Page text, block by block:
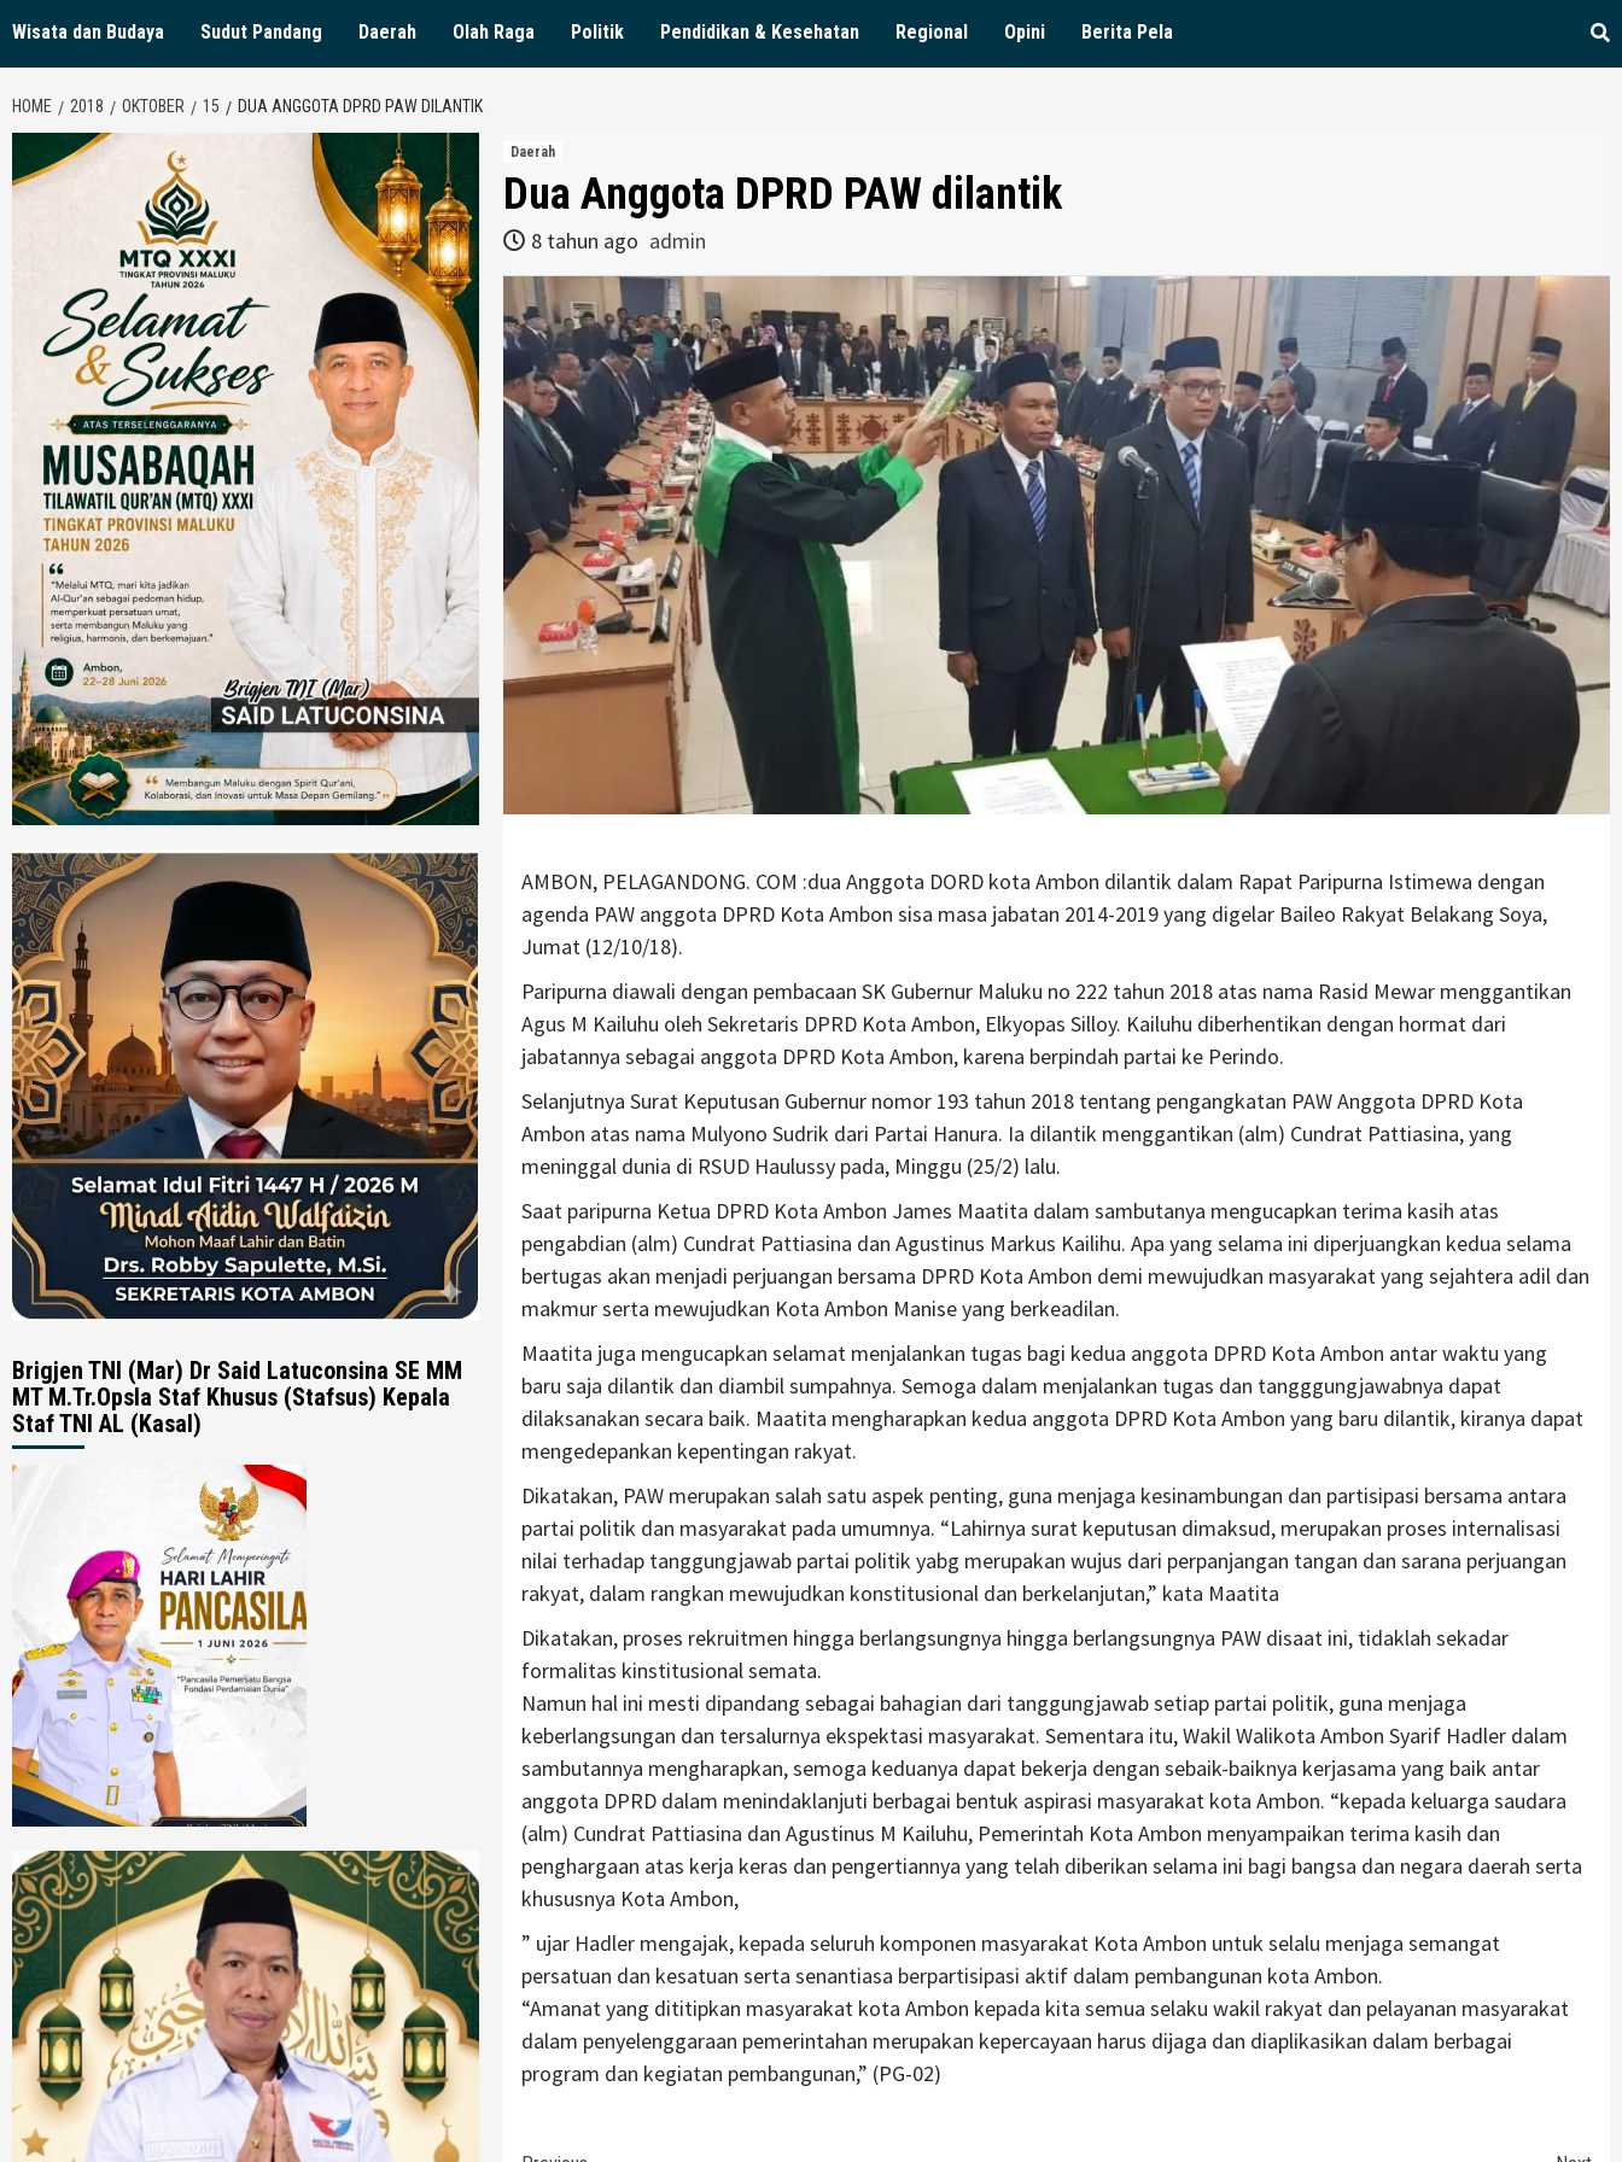
Wisata dan Budaya Sudut Pandang Daerah Olah Raga Politik Pendidikan & Kesehatan Regional Opini Berita Pela
HOME 2018 OKTOBER 15 DUA ANGGOTA DPRD PAW DILANTIK
Daerah
Dua Anggota DPRD PAW dilantik
8 tahun ago admin
AMBON, PELAGANDONG. COM :dua Anggota DORD kota Ambon dilantik dalam Rapat Paripurna Istimewa dengan
agenda PAW anggota DPRD Kota Ambon sisa masa jabatan 2014-2019 yang digelar Baileo Rakyat Belakang Soya,
Jumat (12/10/18).
Paripurna diawali dengan pembacaan SK Gubernur Maluku no 222 tahun 2018 atas nama Rasid Mewar menggantikan
Agus M Kailuhu oleh Sekretaris DPRD Kota Ambon, Elkyopas Silloy. Kailuhu diberhentikan dengan hormat dari
jabatannya sebagai anggota DPRD Kota Ambon, karena berpindah partai ke Perindo.
Selanjutnya Surat Keputusan Gubernur nomor 193 tahun 2018 tentang pengangkatan PAW Anggota DPRD Kota
Ambon atas nama Mulyono Sudrik dari Partai Hanura. Ia dilantik menggantikan (alm) Cundrat Pattiasina, yang
meninggal dunia di RSUD Haulussy pada, Minggu (25/2) lalu.
Saat paripurna Ketua DPRD Kota Ambon James Maatita dalam sambutanya mengucapkan terima kasih atas
pengabdian (alm) Cundrat Pattiasina dan Agustinus Markus Kailihu. Apa yang selama ini diperjuangkan kedua selama
bertugas akan menjadi perjuangan bersama DPRD Kota Ambon demi mewujudkan masyarakat yang sejahtera adil dan
makmur serta mewujudkan Kota Ambon Manise yang berkeadilan.
Maatita juga mengucapkan selamat menjalankan tugas bagi kedua anggota DPRD Kota Ambon antar waktu yang
baru saja dilantik dan diambil sumpahnya. Semoga dalam menjalankan tugas dan tangggungjawabnya dapat
dilaksanakan secara baik. Maatita mengharapkan kedua anggota DPRD Kota Ambon yang baru dilantik, kiranya dapat
mengedepankan kepentingan rakyat.
Dikatakan, PAW merupakan salah satu aspek penting, guna menjaga kesinambungan dan partisipasi bersama antara
partai politik dan masyarakat pada umumnya. “Lahirnya surat keputusan dimaksud, merupakan proses internalisasi
nilai terhadap tanggungjawab partai politik yabg merupakan wujus dari perpanjangan tangan dan sarana perjuangan
rakyat, dalam rangkan mewujudkan konstitusional dan berkelanjutan,” kata Maatita
Dikatakan, proses rekruitmen hingga berlangsungnya hingga berlangsungnya PAW disaat ini, tidaklah sekadar
formalitas kinstitusional semata.
Namun hal ini mesti dipandang sebagai bahagian dari tanggungjawab setiap partai politik, guna menjaga
keberlangsungan dan tersalurnya ekspektasi masyarakat. Sementara itu, Wakil Walikota Ambon Syarif Hadler dalam
sambutannya mengharapkan, semoga keduanya dapat bekerja dengan sebaik-baiknya kerjasama yang baik antar
anggota DPRD dalam menindaklanjuti berbagai bentuk aspirasi masyarakat kota Ambon. “kepada keluarga saudara
(alm) Cundrat Pattiasina dan Agustinus M Kailuhu, Pemerintah Kota Ambon menyampaikan terima kasih dan
penghargaan atas kerja keras dan pengertiannya yang telah diberikan selama ini bagi bangsa dan negara daerah serta
khususnya Kota Ambon,
” ujar Hadler mengajak, kepada seluruh komponen masyarakat Kota Ambon untuk selalu menjaga semangat
persatuan dan kesatuan serta senantiasa berpartisipasi aktif dalam pembangunan kota Ambon.
“Amanat yang dititipkan masyarakat kota Ambon kepada kita semua selaku wakil rakyat dan pelayanan masyarakat
dalam penyelenggaraan pemerintahan merupakan kepercayaan harus dijaga dan diaplikasikan dalam berbagai
program dan kegiatan pembangunan,” (PG-02)
Brigjen TNI (Mar) Dr Said Latuconsina SE MM
MT M.Tr.Opsla Staf Khusus (Stafsus) Kepala
Staf TNI AL (Kasal)